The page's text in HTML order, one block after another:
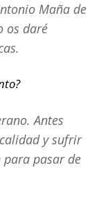
Maña de
os daré
Antes
y sufrir
pasar de